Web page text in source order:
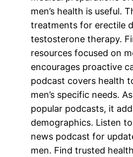
men’s health is useful.
treatments for erectile
testosterone therapy.
resources focused on
encourages proactive
podcast covers health
men’s specific needs.
popular podcasts, it
demographics. Listen
news podcast for
men. Find trusted